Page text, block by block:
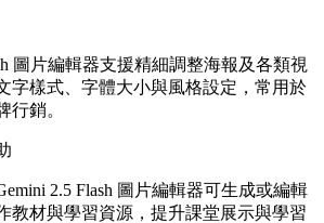
圖片編輯器支援精細調整海報及各類視
字樣式、字體大小與風格設定，常用於
行銷。
2.5 Flash 圖片編輯器可生成或編輯
教材與學習資源，提升課堂展示與學習